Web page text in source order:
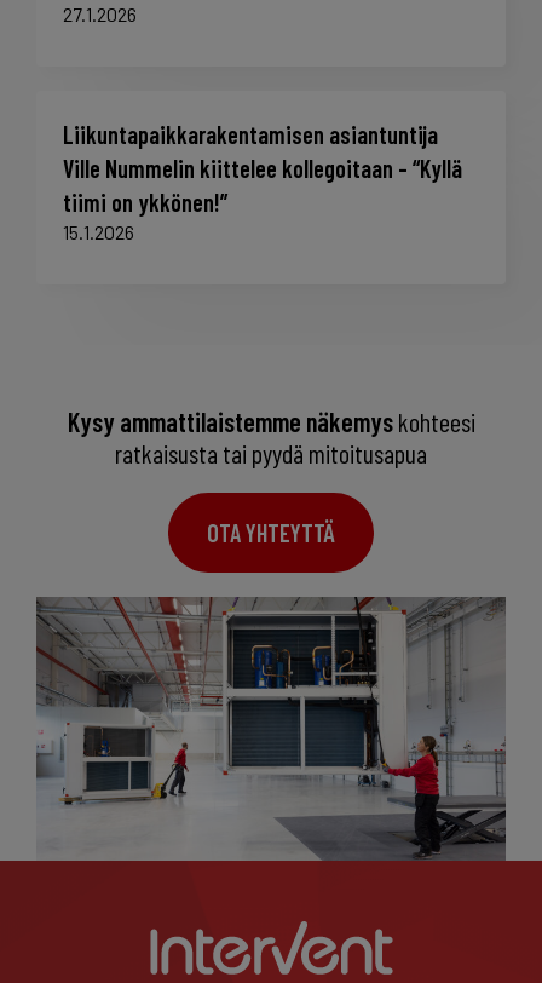
27.1.2026
Liikuntapaikkarakentamisen asiantuntija
Ville Nummelin kiittelee kollegoitaan – “Kyllä
tiimi on ykkönen!”
15.1.2026
Kysy ammattilaistemme näkemyskohteesi
ratkaisusta tai pyydä mitoitusapua
OTA YHTEYTTÄ